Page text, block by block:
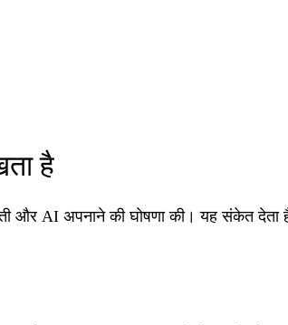
है
और AI अपनाने की घोषणा की। यह